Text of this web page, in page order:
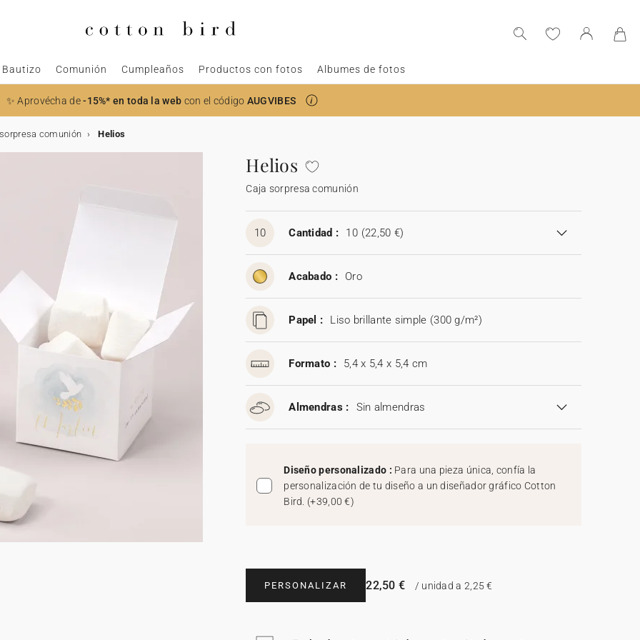
Bautizo Comunión Cumpleaños Productos con fotos Albumes de fotos
✨ Aprovécha de-15%* en toda la web con el código AUGVIBES
comunión Helios
Helios
Caja sorpresa comunión
10 Cantidad : 10 (22,50 €)
Acabado : Oro
Papel : Liso brillante simple (300 g/m²)
Formato : 5,4 x 5,4 x 5,4 cm
Almendras : Sin almendras
Diseño personalizado : Para una pieza única, confía la
personalización de tu diseño a un diseñador gráfico Cotton
Bird. (+39,00 €)
PERSONALIZAR 22,50 € / unidad a 2,25 €